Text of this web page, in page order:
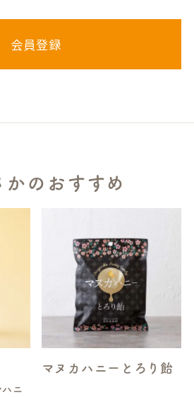
会員登録
かのおすすめ
ニ
マヌカハニーとろり飴